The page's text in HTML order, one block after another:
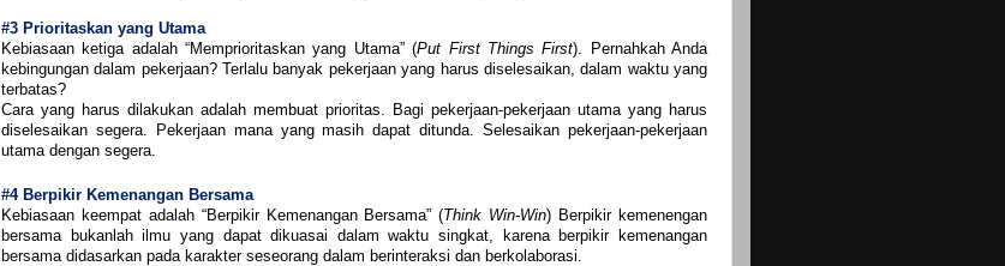
#3 Prioritaskan yang Utama
Kebiasaan ketiga adalah “Memprioritaskan yang Utama” (Put First Things First). Pernahkah Anda
kebingungan dalam pekerjaan? Terlalu banyak pekerjaan yang harus diselesaikan, dalam waktu yang
terbatas?
Cara yang harus dilakukan adalah membuat prioritas. Bagi pekerjaan-pekerjaan utama yang harus
diselesaikan segera. Pekerjaan mana yang masih dapat ditunda. Selesaikan pekerjaan-pekerjaan
utama dengan segera.
#4 Berpikir Kemenangan Bersama
Kebiasaan keempat adalah “Berpikir Kemenangan Bersama” (Think Win-Win) Berpikir kemenengan
bersama bukanlah ilmu yang dapat dikuasai dalam waktu singkat, karena berpikir kemenangan
bersama didasarkan pada karakter seseorang dalam berinteraksi dan berkolaborasi.